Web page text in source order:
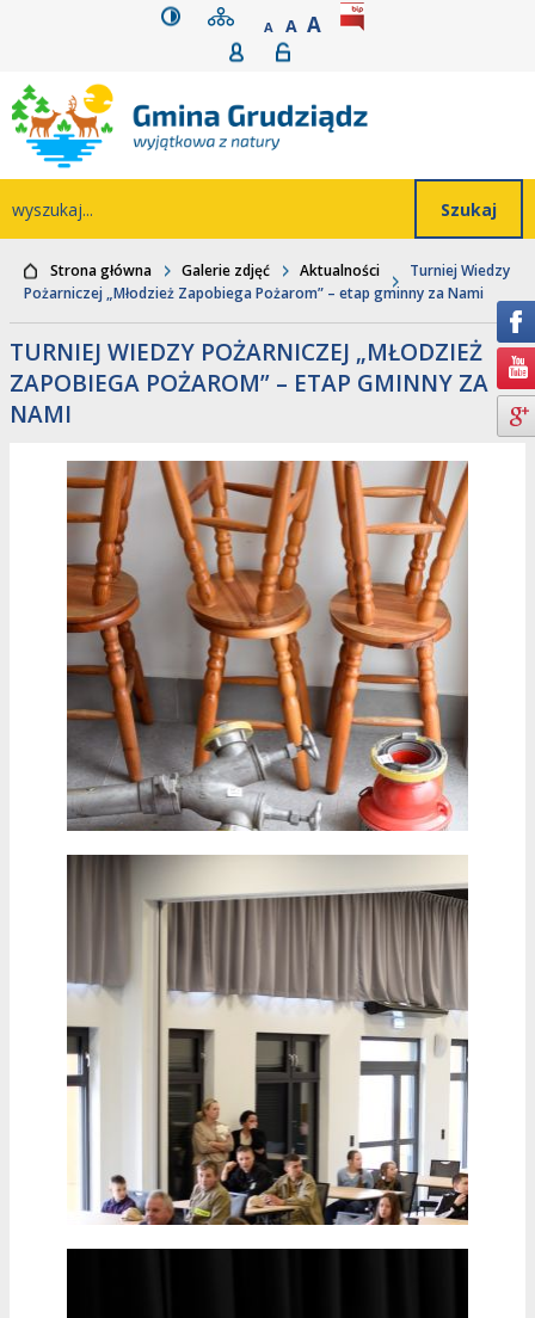
Przejdź do głównego
Przejdź do treści
Przejdź do
wyszukiwarki
Przejdź do mapywersja kontrastowa
mapa serwisu
A POMNIEJSZ CZCIONKĘ
A STANDARDOWY ROZMIAR
A POWIĘKSZ
rozmiar czcionki
Rejestracja
Strona główna Galerie zdjęć Aktualności
Turniej Wiedzy
Pożarniczej „Młodzież Zapobiega Pożarom” – etap gminny za Nami
TURNIEJ WIEDZY POŻARNICZEJ „MŁODZIEŻ
ZAPOBIEGA POŻAROM” – ETAP GMINNY ZA
NAMI